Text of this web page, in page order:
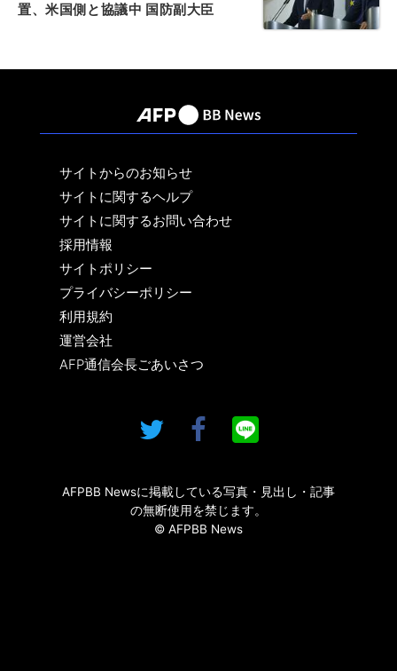
置、米国側と協議中 国防副大臣
サイトからのお知らせ
サイトに関するヘルプ
サイトに関するお問い合わせ
採用情報
サイトポリシー
プライバシーポリシー
利用規約
運営会社
AFP通信会長ごあいさつ
AFPBB Newsに掲載している写真・見出し・記事
の無断使用を禁じます。
© AFPBB News